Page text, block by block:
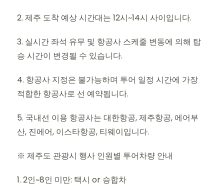
2. 제주 도착 예상 시간대는 12시~14시 사이입니다.
3. 실시간 좌석 유무 및 항공사 스케줄 변동에 의해 탑
승 시간이 변경될 수 있습니다.
4. 항공사 지정은 불가능하며 투어 일정 시간에 가장
적합한 항공사로 선 예약됩니다.
5. 국내선 이용 항공사는 대한항공, 제주항공, 에어부
산, 진에어, 이스타항공, 티웨이입니다.
※ 제주도 관광시 행사 인원별 투어차량 안내
1. 2인~8인 미만: 택시 or 승합차